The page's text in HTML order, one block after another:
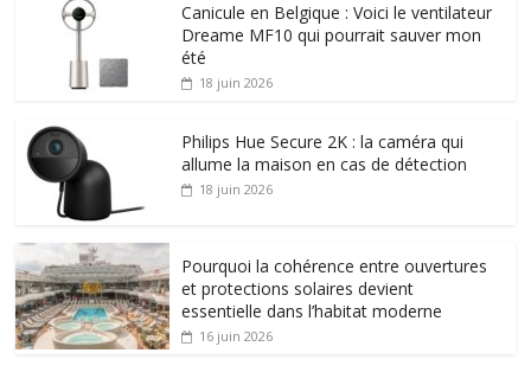
Canicule en Belgique : Voici le ventilateur
Dreame MF10 qui pourrait sauver mon
été
18 juin 2026
Philips Hue Secure 2K : la caméra qui
allume la maison en cas de détection
18 juin 2026
Pourquoi la cohérence entre ouvertures
et protections solaires devient
essentielle dans l’habitat moderne
16 juin 2026